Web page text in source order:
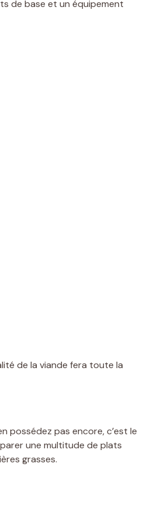
de base et un équipement
de la viande fera toute la
possédez pas encore, c’est le
une multitude de plats
grasses.